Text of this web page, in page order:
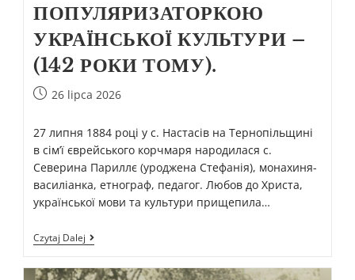
ПОПУЛЯРИЗАТОРКОЮ
УКРАЇНСЬКОЇ КУЛЬТУРИ –
(142 РОКИ ТОМУ).
26 lipca 2026
27 липня 1884 році у с. Настасів на Тернопільщині
в сім’ї єврейського корчмаря народилася с.
Северина Париллє (уроджена Стефанія), монахиня-
василіанка, етнограф, педагог. Любов до Христа,
української мови та культури прищепила…
Czytaj Dalej